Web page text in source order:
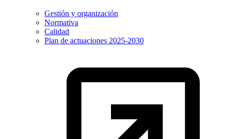
Gestión y organización
Normativa
Calidad
Plan de actuaciones 2025-2030